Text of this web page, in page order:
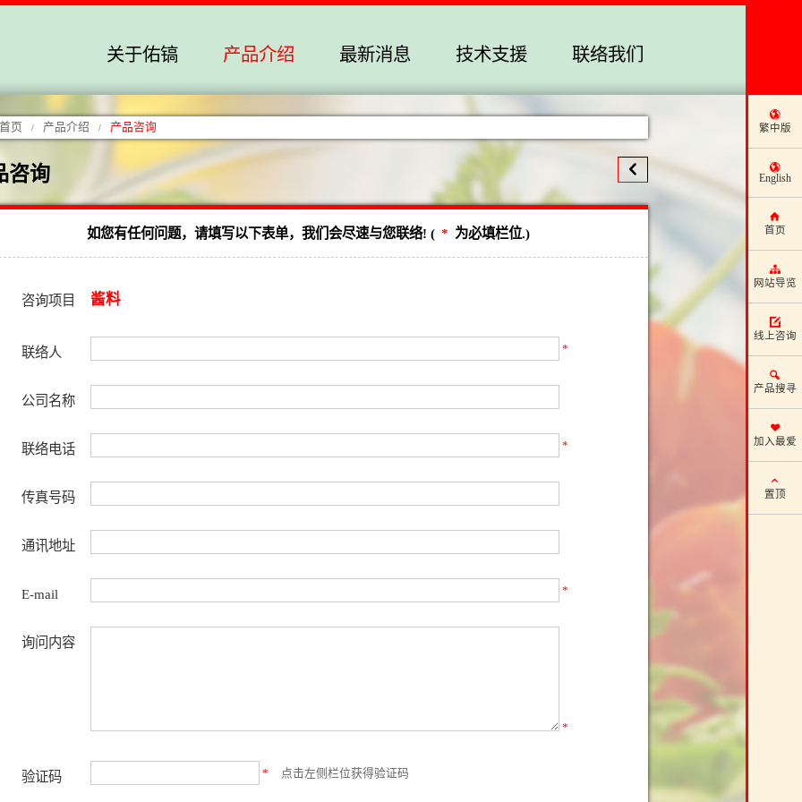
繁中版
English
首页
网站导览
线上咨询
产品搜寻
加入最爱
置顶
联络我们
技术支援
最新消息
产品介绍
关于佑镐
首页 / 产品介绍 / 产品咨询
咨询
如您有任何问题，请填写以下表单，我们会尽速与您联络! ( * 为必填栏位.)
咨询项目 酱料
联络人 *
公司名称
联络电话 *
传真号码
通讯地址
E-mail *
询问内容
*
验证码 * 点击左侧栏位获得验证码